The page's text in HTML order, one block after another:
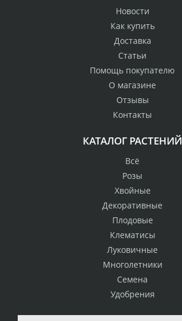
Новости
Как купить
Доставка
Статьи
Помощь покупателю
О магазине
Отзывы
Контакты
КАТАЛОГ РАСТЕНИЙ
Всё
Розы
Хвойные
Декоративные
Плодовые
Клематисы
Луковичные
Многолетники
Семена
Удобрения